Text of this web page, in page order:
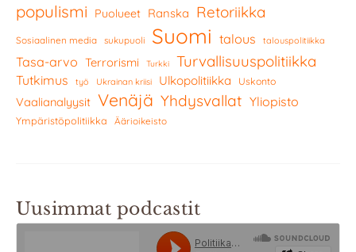
populismi Puolueet Ranska Retoriikka
Sosiaalinen media sukupuoli Suomi talous talouspolitiikka
Tasa-arvo Terrorismi Turkki Turvallisuuspolitiikka
Tutkimus työ Ukrainan kriisi Ulkopolitiikka Uskonto
Vaalianalyysit Venäjä Yhdysvallat Yliopisto
Ympäristöpolitiikka Äärioikeisto
Uusimmat podcastit